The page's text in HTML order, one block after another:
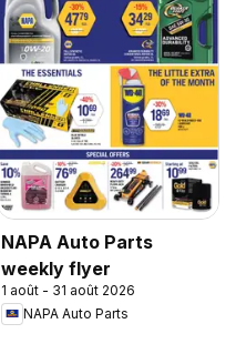
NAPA Auto Parts
weekly flyer
1 août - 31 août 2026
NAPA Auto Parts